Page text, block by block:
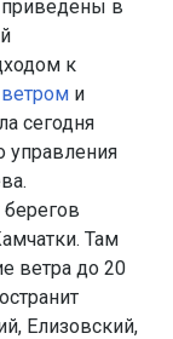
в
к
и
сегодня
управления
Там
ветра до 20
Елизовский,